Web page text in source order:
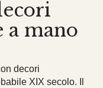
a mano
decori
XIX secolo. Il